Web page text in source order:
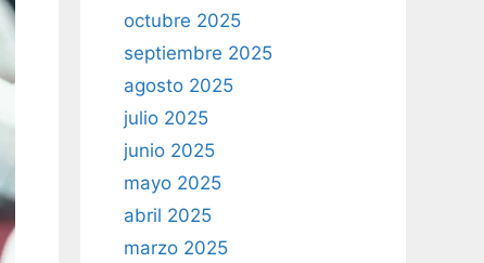
octubre 2025
septiembre 2025
agosto 2025
julio 2025
junio 2025
mayo 2025
abril 2025
marzo 2025